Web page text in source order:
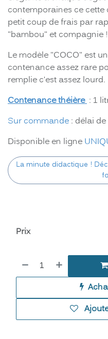
contemporaines ce
petit coup de frais par
"bambou" et compagnie !
Le modèle "COCO" est
contenance assez rare
remplie c'est assez lourd.
Contenance théière : 1
Sur commande : délai
Disponible en ligne
La minute didactique !
Prix